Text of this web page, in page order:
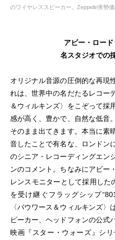
のワイヤレススピーカー。Zeppelin実
アビー・ロー
名スタジオでの
オリジナル音源の圧倒的な再現
れは、世界中の名だたるレコー
＆ウィルキンズ〉をこぞって採
感が高く、豊かで、自然な低音
そのまま出てきます。本当に素
音したことで有名な、ロンドン
のシニア・レコーディングエン
ンのコメント。ちなみにアビー
レンスモニターとして採用した
を受け継ぐフラッグシップ
〈バウワース＆ウィルキンズ
ピーカー、ヘッドフォンの公式
映画『スター・ウォーズ』シ